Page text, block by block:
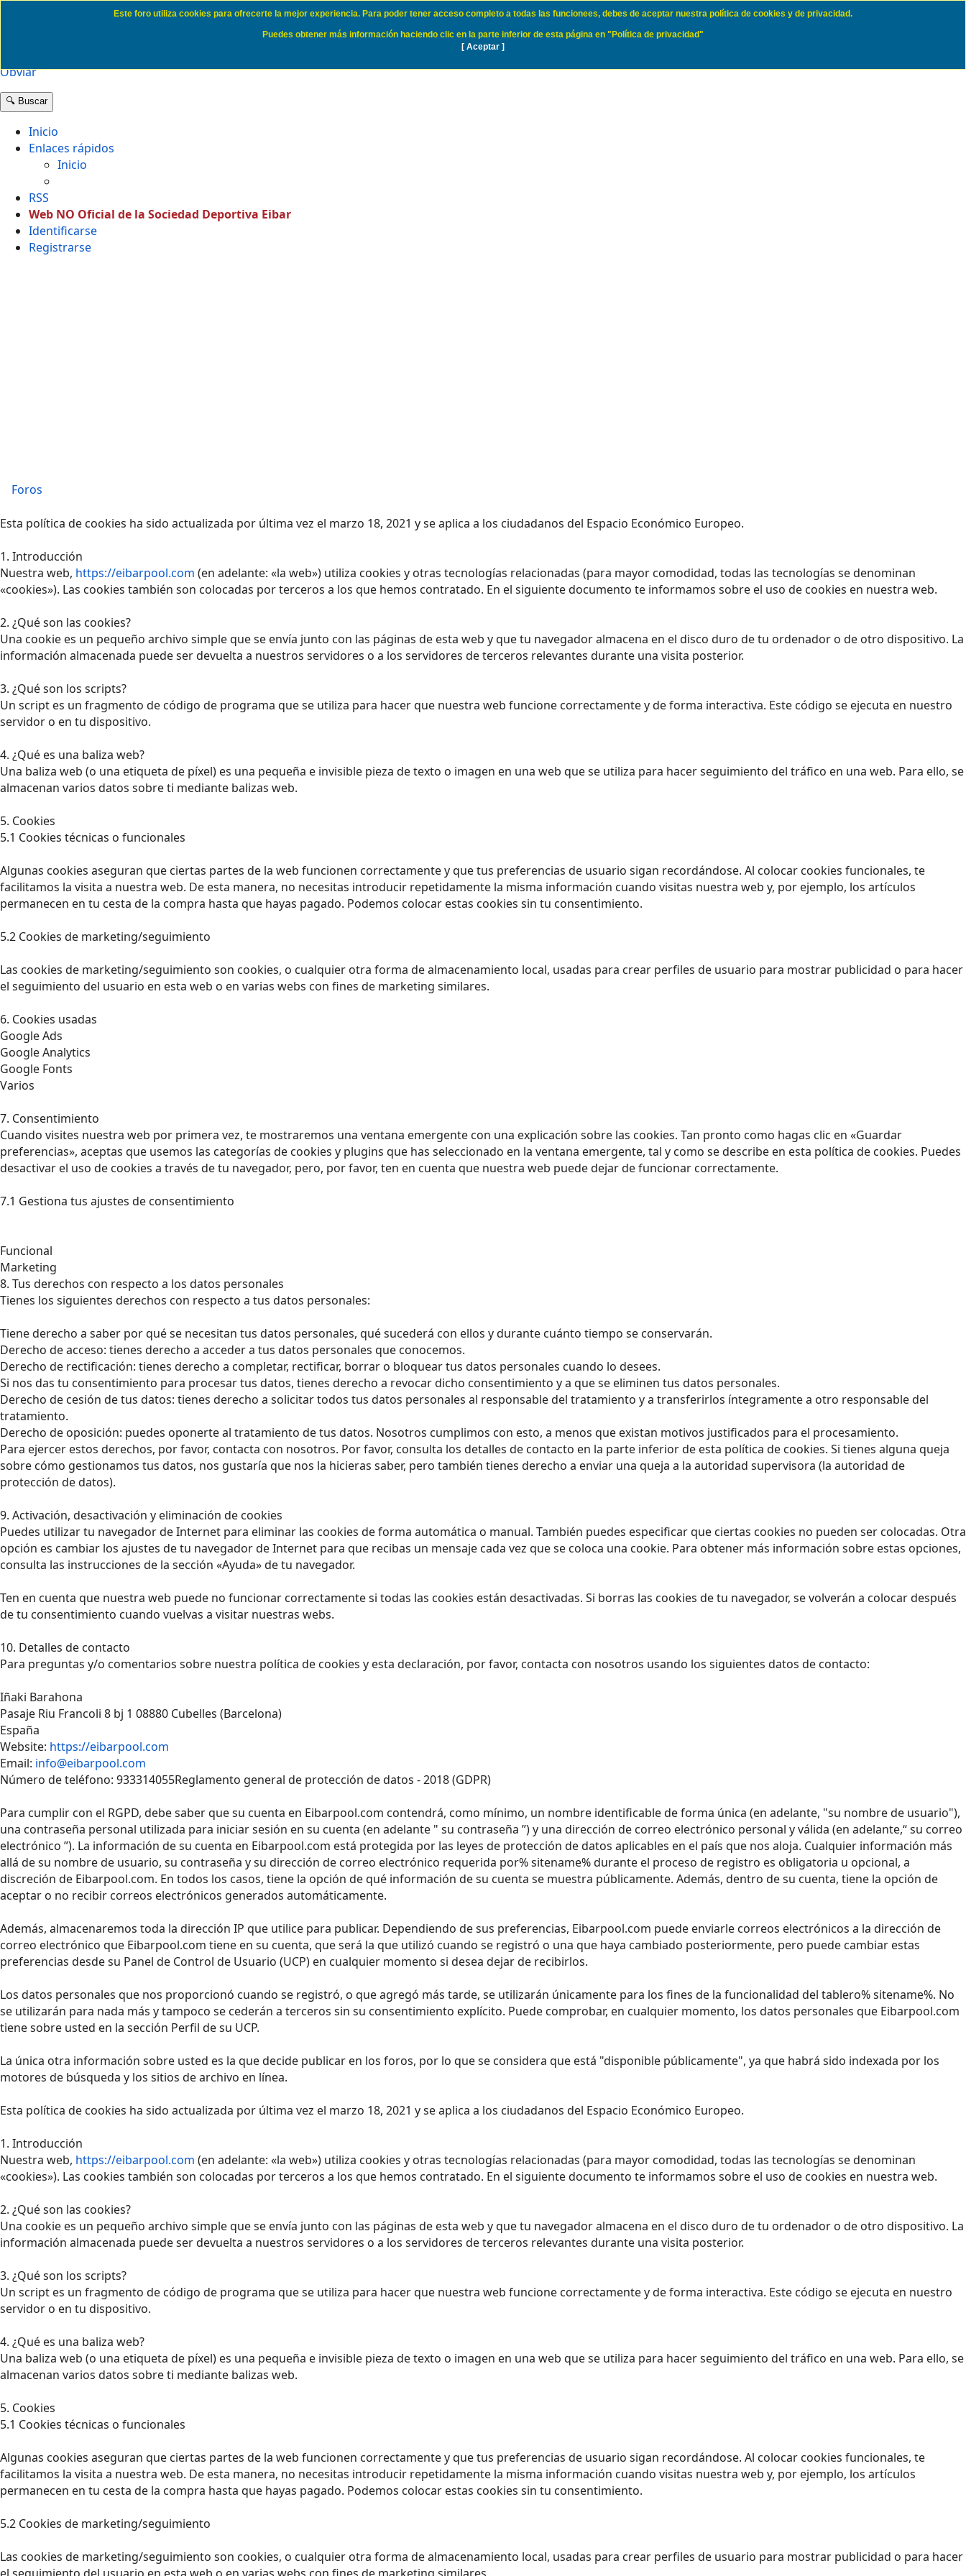
Politica de Cookies SD Eibar
Obviar
🔍 Buscar
Inicio
Enlaces rápidos
Inicio
RSS
Web NO Oficial de la Sociedad Deportiva Eibar
Identificarse
Registrarse
Foros
Esta política de cookies ha sido actualizada por última vez el marzo 18, 2021 y se aplica a los ciudadanos del Espacio Económico Europeo.
1. Introducción
Nuestra web, https://eibarpool.com (en adelante: «la web») utiliza cookies y otras tecnologías relacionadas (para mayor comodidad, todas las tecnologías se denominan
«cookies»). Las cookies también son colocadas por terceros a los que hemos contratado. En el siguiente documento te informamos sobre el uso de cookies en nuestra web.
2. ¿Qué son las cookies?
Una cookie es un pequeño archivo simple que se envía junto con las páginas de esta web y que tu navegador almacena en el disco duro de tu ordenador o de otro dispositivo. La
información almacenada puede ser devuelta a nuestros servidores o a los servidores de terceros relevantes durante una visita posterior.
3. ¿Qué son los scripts?
Un script es un fragmento de código de programa que se utiliza para hacer que nuestra web funcione correctamente y de forma interactiva. Este código se ejecuta en nuestro
servidor o en tu dispositivo.
4. ¿Qué es una baliza web?
Una baliza web (o una etiqueta de píxel) es una pequeña e invisible pieza de texto o imagen en una web que se utiliza para hacer seguimiento del tráfico en una web. Para ello, se
almacenan varios datos sobre ti mediante balizas web.
5. Cookies
5.1 Cookies técnicas o funcionales
Algunas cookies aseguran que ciertas partes de la web funcionen correctamente y que tus preferencias de usuario sigan recordándose. Al colocar cookies funcionales, te
facilitamos la visita a nuestra web. De esta manera, no necesitas introducir repetidamente la misma información cuando visitas nuestra web y, por ejemplo, los artículos
permanecen en tu cesta de la compra hasta que hayas pagado. Podemos colocar estas cookies sin tu consentimiento.
5.2 Cookies de marketing/seguimiento
Las cookies de marketing/seguimiento son cookies, o cualquier otra forma de almacenamiento local, usadas para crear perfiles de usuario para mostrar publicidad o para hacer
el seguimiento del usuario en esta web o en varias webs con fines de marketing similares.
6. Cookies usadas
Google Ads
Google Analytics
Google Fonts
Varios
7. Consentimiento
Cuando visites nuestra web por primera vez, te mostraremos una ventana emergente con una explicación sobre las cookies. Tan pronto como hagas clic en «Guardar
preferencias», aceptas que usemos las categorías de cookies y plugins que has seleccionado en la ventana emergente, tal y como se describe en esta política de cookies. Puedes
desactivar el uso de cookies a través de tu navegador, pero, por favor, ten en cuenta que nuestra web puede dejar de funcionar correctamente.
7.1 Gestiona tus ajustes de consentimiento
Funcional
Marketing
8. Tus derechos con respecto a los datos personales
Tienes los siguientes derechos con respecto a tus datos personales:
Tiene derecho a saber por qué se necesitan tus datos personales, qué sucederá con ellos y durante cuánto tiempo se conservarán.
Derecho de acceso: tienes derecho a acceder a tus datos personales que conocemos.
Derecho de rectificación: tienes derecho a completar, rectificar, borrar o bloquear tus datos personales cuando lo desees.
Si nos das tu consentimiento para procesar tus datos, tienes derecho a revocar dicho consentimiento y a que se eliminen tus datos personales.
Derecho de cesión de tus datos: tienes derecho a solicitar todos tus datos personales al responsable del tratamiento y a transferirlos íntegramente a otro responsable del
tratamiento.
Derecho de oposición: puedes oponerte al tratamiento de tus datos. Nosotros cumplimos con esto, a menos que existan motivos justificados para el procesamiento.
Para ejercer estos derechos, por favor, contacta con nosotros. Por favor, consulta los detalles de contacto en la parte inferior de esta política de cookies. Si tienes alguna queja
sobre cómo gestionamos tus datos, nos gustaría que nos la hicieras saber, pero también tienes derecho a enviar una queja a la autoridad supervisora (la autoridad de
protección de datos).
9. Activación, desactivación y eliminación de cookies
Puedes utilizar tu navegador de Internet para eliminar las cookies de forma automática o manual. También puedes especificar que ciertas cookies no pueden ser colocadas. Otra
opción es cambiar los ajustes de tu navegador de Internet para que recibas un mensaje cada vez que se coloca una cookie. Para obtener más información sobre estas opciones,
consulta las instrucciones de la sección «Ayuda» de tu navegador.
Ten en cuenta que nuestra web puede no funcionar correctamente si todas las cookies están desactivadas. Si borras las cookies de tu navegador, se volverán a colocar después
de tu consentimiento cuando vuelvas a visitar nuestras webs.
10. Detalles de contacto
Para preguntas y/o comentarios sobre nuestra política de cookies y esta declaración, por favor, contacta con nosotros usando los siguientes datos de contacto:
Iñaki Barahona
Pasaje Riu Francoli 8 bj 1 08880 Cubelles (Barcelona)
España
Website: https://eibarpool.com
Email: info@eibarpool.com
Número de teléfono: 933314055Reglamento general de protección de datos - 2018 (GDPR)
Para cumplir con el RGPD, debe saber que su cuenta en Eibarpool.com contendrá, como mínimo, un nombre identificable de forma única (en adelante, "su nombre de usuario"),
una contraseña personal utilizada para iniciar sesión en su cuenta (en adelante " su contraseña ”) y una dirección de correo electrónico personal y válida (en adelante,“ su correo
electrónico ”). La información de su cuenta en Eibarpool.com está protegida por las leyes de protección de datos aplicables en el país que nos aloja. Cualquier información más
allá de su nombre de usuario, su contraseña y su dirección de correo electrónico requerida por% sitename% durante el proceso de registro es obligatoria u opcional, a
discreción de Eibarpool.com. En todos los casos, tiene la opción de qué información de su cuenta se muestra públicamente. Además, dentro de su cuenta, tiene la opción de
aceptar o no recibir correos electrónicos generados automáticamente.
Además, almacenaremos toda la dirección IP que utilice para publicar. Dependiendo de sus preferencias, Eibarpool.com puede enviarle correos electrónicos a la dirección de
correo electrónico que Eibarpool.com tiene en su cuenta, que será la que utilizó cuando se registró o una que haya cambiado posteriormente, pero puede cambiar estas
preferencias desde su Panel de Control de Usuario (UCP) en cualquier momento si desea dejar de recibirlos.
Los datos personales que nos proporcionó cuando se registró, o que agregó más tarde, se utilizarán únicamente para los fines de la funcionalidad del tablero% sitename%. No
se utilizarán para nada más y tampoco se cederán a terceros sin su consentimiento explícito. Puede comprobar, en cualquier momento, los datos personales que Eibarpool.com
tiene sobre usted en la sección Perfil de su UCP.
La única otra información sobre usted es la que decide publicar en los foros, por lo que se considera que está "disponible públicamente", ya que habrá sido indexada por los
motores de búsqueda y los sitios de archivo en línea.
Esta política de cookies ha sido actualizada por última vez el marzo 18, 2021 y se aplica a los ciudadanos del Espacio Económico Europeo.
1. Introducción
Nuestra web, https://eibarpool.com (en adelante: «la web») utiliza cookies y otras tecnologías relacionadas (para mayor comodidad, todas las tecnologías se denominan
«cookies»). Las cookies también son colocadas por terceros a los que hemos contratado. En el siguiente documento te informamos sobre el uso de cookies en nuestra web.
2. ¿Qué son las cookies?
Una cookie es un pequeño archivo simple que se envía junto con las páginas de esta web y que tu navegador almacena en el disco duro de tu ordenador o de otro dispositivo. La
información almacenada puede ser devuelta a nuestros servidores o a los servidores de terceros relevantes durante una visita posterior.
3. ¿Qué son los scripts?
Un script es un fragmento de código de programa que se utiliza para hacer que nuestra web funcione correctamente y de forma interactiva. Este código se ejecuta en nuestro
servidor o en tu dispositivo.
4. ¿Qué es una baliza web?
Una baliza web (o una etiqueta de píxel) es una pequeña e invisible pieza de texto o imagen en una web que se utiliza para hacer seguimiento del tráfico en una web. Para ello, se
almacenan varios datos sobre ti mediante balizas web.
5. Cookies
5.1 Cookies técnicas o funcionales
Algunas cookies aseguran que ciertas partes de la web funcionen correctamente y que tus preferencias de usuario sigan recordándose. Al colocar cookies funcionales, te
facilitamos la visita a nuestra web. De esta manera, no necesitas introducir repetidamente la misma información cuando visitas nuestra web y, por ejemplo, los artículos
permanecen en tu cesta de la compra hasta que hayas pagado. Podemos colocar estas cookies sin tu consentimiento.
5.2 Cookies de marketing/seguimiento
Las cookies de marketing/seguimiento son cookies, o cualquier otra forma de almacenamiento local, usadas para crear perfiles de usuario para mostrar publicidad o para hacer
Este foro utiliza cookies para ofrecerte la mejor experiencia. Para poder tener acceso completo a todas las funcionees, debes de aceptar nuestra política de cookies y de privacidad.
Puedes obtener más información haciendo clic en la parte inferior de esta página en "Política de privacidad"
[ Aceptar ]